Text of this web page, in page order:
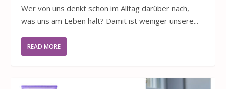
Wer von uns denkt schon im Alltag darüber nach,
was uns am Leben hält? Damit ist weniger unsere...
READ MORE